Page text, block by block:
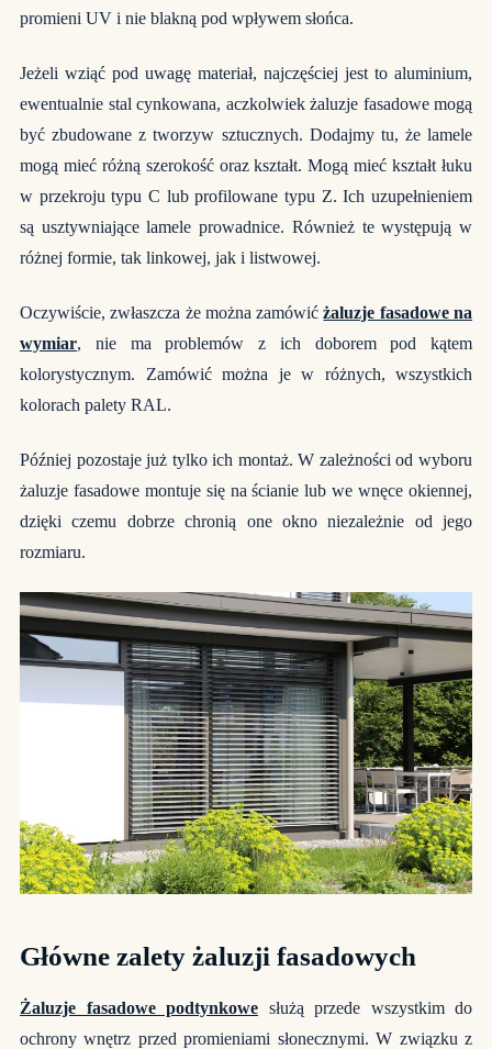
promieni UV i nie blakną pod wpływem słońca.
Jeżeli wziąć pod uwagę materiał, najczęściej jest to aluminium,
ewentualnie stal cynkowana, aczkolwiek żaluzje fasadowe mogą
być zbudowane z tworzyw sztucznych. Dodajmy tu, że lamele
mogą mieć różną szerokość oraz kształt. Mogą mieć kształt łuku
w przekroju typu C lub profilowane typu Z. Ich uzupełnieniem
są usztywniające lamele prowadnice. Również te występują w
różnej formie, tak linkowej, jak i listwowej.
Oczywiście, zwłaszcza że można zamówićżaluzje fasadowe na
wymiar, nie ma problemów z ich doborem pod kątem
kolorystycznym. Zamówić można je w różnych, wszystkich
kolorach palety RAL.
Później pozostaje już tylko ich montaż. W zależności od wyboru
żaluzje fasadowe montuje się na ścianie lub we wnęce okiennej,
dzięki czemu dobrze chronią one okno niezależnie od jego
rozmiaru.
Główne zalety żaluzji fasadowych
Żaluzje fasadowe podtynkowe służą przede wszystkim do
ochrony wnętrz przed promieniami słonecznymi. W związku z